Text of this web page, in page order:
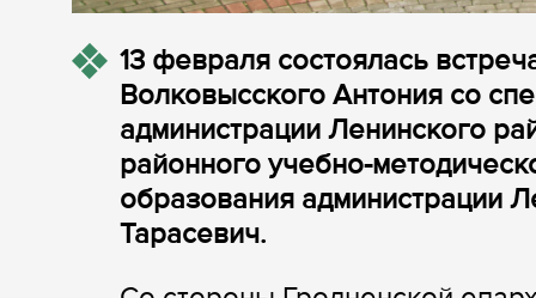
13 февраля состоялась
Волковысского Антония со
администрации Ленинского
районного учебно-
образования администрации
Тарасевич.